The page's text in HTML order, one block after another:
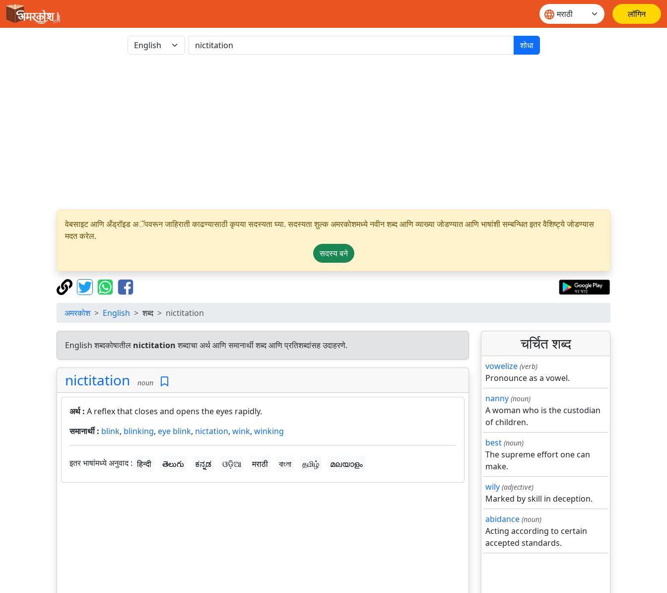
लॉगिन
शोधा
वेबसाइट आणि अँड्रॉइड अॅपवरून जाहिराती काढण्यासाठी कृपया सदस्यता घ्या. सदस्यता शुल्क अमरकोशमध्ये नवीन शब्द आणि व्याख्या जोडण्यात आणि भाषांशी सम्बन्धित इतर वैशिष्ट्ये जोडण्यास
मदत करेल.
सदस्य बने
अमरकोश English शब्द nictitation
English शब्दकोषातील nictitationशब्दाचा अर्थ आणि समानार्थी शब्द आणि प्रतिशब्दांसह उदाहरणे.
nictitation noun
अर्थ : A reflex that closes and opens the eyes rapidly.
समानार्थी : blink, blinking, eye blink, nictation, wink, winking
इतर भाषांमध्ये अनुवाद : हिन्दी తెలుగు ಕನ್ನಡ ଓଡ଼ିଆ मराठी বাংলা தமிழ் മലയാളം
चर्चित शब्द
vowelize (verb)
Pronounce as a vowel.
nanny (noun)
A woman who is the custodian
of children.
best (noun)
The supreme effort one can
make.
wily (adjective)
Marked by skill in deception.
abidance (noun)
Acting according to certain
accepted standards.